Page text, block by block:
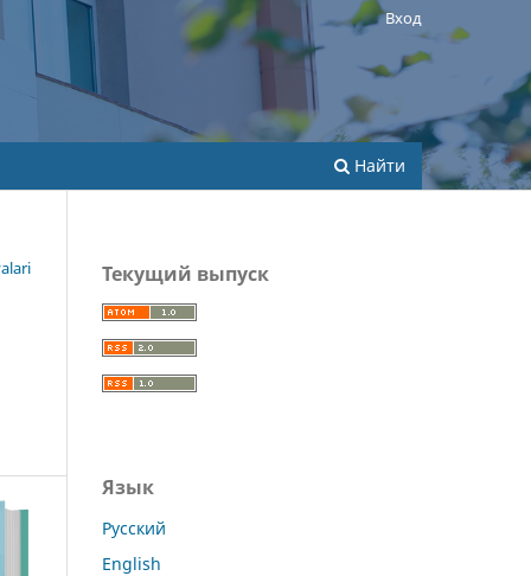
Найти
Вход
Текущий выпуск
Язык
Русский
English